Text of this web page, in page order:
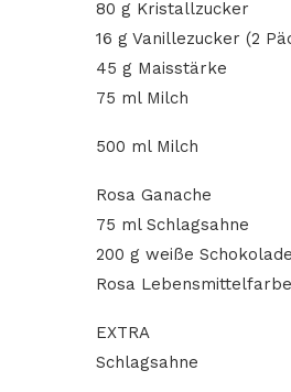
80 g Kristallzucker
16 g Vanillezucker (2
45 g Maisstärke
75 ml Milch
500 ml Milch
Rosa Ganache
75 ml Schlagsahne
200 g weiße Schokolade
Rosa Lebensmittelfarbe
EXTRA
Schlagsahne